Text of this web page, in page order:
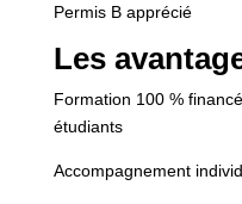
Permis B apprécié
Les
Formation 100 %
étudiants
Accompagnement